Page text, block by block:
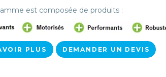
est composée de produits :
PLUS DEMANDER UN DEVIS